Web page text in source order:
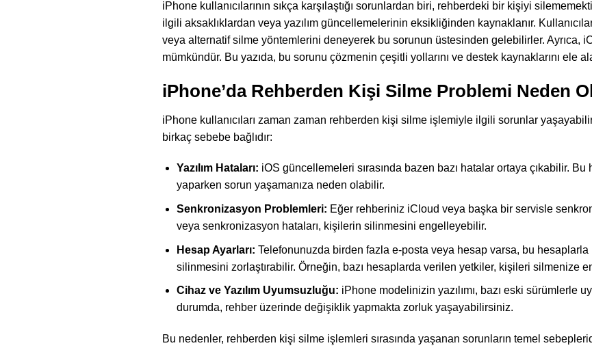
iPhone kullanıcılarının sıkça karşılaştığı sorunlardan biri, rehberdeki bir kişiyi
ilgili aksaklıklardan veya yazılım güncellemelerinin eksikliğinden kaynaklanır.
veya alternatif silme yöntemlerini deneyerek bu sorunun üstesinden gelebilirler. Ayrıca,
mümkündür. Bu yazıda, bu sorunu çözmenin çeşitli yollarını ve destek kaynaklarını ele
iPhone’da Rehberden Kişi Silme Problemi Neden
iPhone kullanıcıları zaman zaman rehberden kişi silme işlemiyle ilgili sorunlar
birkaç sebebe bağlıdır:
Yazılım Hataları: iOS güncellemeleri sırasında bazen bazı hatalar ortaya çıkabilir.
yaparken sorun yaşamanıza neden olabilir.
Senkronizasyon Problemleri: Eğer rehberiniz iCloud veya başka bir servisle
veya senkronizasyon hataları, kişilerin silinmesini engelleyebilir.
Hesap Ayarları: Telefonunuzda birden fazla e-posta veya hesap varsa, bu
silinmesini zorlaştırabilir. Örneğin, bazı hesaplarda verilen yetkiler, kişileri silmenize
Cihaz ve Yazılım Uyumsuzluğu: iPhone modelinizin yazılımı, bazı eski sürümlerle
durumda, rehber üzerinde değişiklik yapmakta zorluk yaşayabilirsiniz.
Bu nedenler, rehberden kişi silme işlemleri sırasında yaşanan sorunların temel